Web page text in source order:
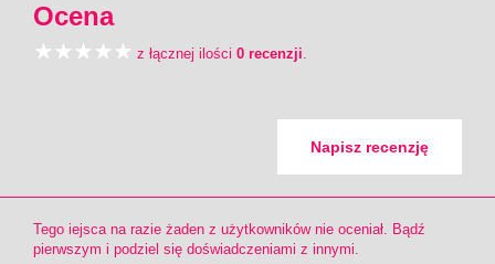
Ocena
z łącznej ilości 0 recenzji.
Napisz recenzję
Tego iejsca na razie żaden z użytkowników nie oceniał. Bądź
pierwszym i podziel się doświadczeniami z innymi.